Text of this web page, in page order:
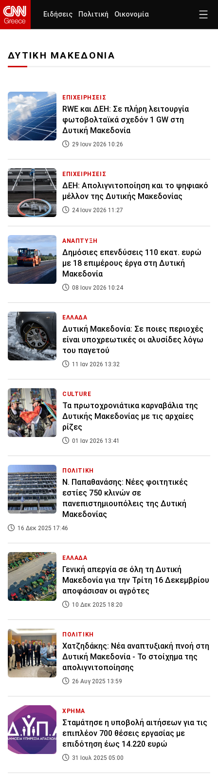
Ειδήσεις Πολιτική Οικονομία
ΔΥΤΙΚΗ ΜΑΚΕΔΟΝΙΑ
ΕΠΙΧΕΙΡΗΣΕΙΣ
RWE και ΔΕΗ: Σε πλήρη λειτουργία
φωτοβολταϊκά σχεδόν 1 GW στη
Δυτική Μακεδονία
29 Ιουν 2026 10:26
ΕΠΙΧΕΙΡΗΣΕΙΣ
ΔΕΗ: Απολιγνιτοποίηση και το ψηφιακό
μέλλον της Δυτικής Μακεδονίας
24 Ιουν 2026 11:27
ΑΝΑΠΤΥΞΗ
Δημόσιες επενδύσεις 110 εκατ. ευρώ
με 18 επιμέρους έργα στη Δυτική
Μακεδονία
08 Ιουν 2026 10:24
ΕΛΛΑΔΑ
Δυτική Μακεδονία: Σε ποιες περιοχές
είναι υποχρεωτικές οι αλυσίδες λόγω
του παγετού
11 Ιαν 2026 13:32
CULTURE
Τα πρωτοχρονιάτικα καρναβάλια της
Δυτικής Μακεδονίας με τις αρχαίες
ρίζες
01 Ιαν 2026 13:41
ΠΟΛΙΤΙΚΗ
Ν. Παπαθανάσης: Νέες φοιτητικές
εστίες 750 κλινών σε
πανεπιστημιουπόλεις της Δυτική
Μακεδονίας
16 Δεκ 2025 17:46
ΕΛΛΑΔΑ
Γενική απεργία σε όλη τη Δυτική
Μακεδονία για την Τρίτη 16 Δεκεμβρίου
αποφάσισαν οι αγρότες
10 Δεκ 2025 18:20
ΠΟΛΙΤΙΚΗ
Χατζηδάκης: Νέα αναπτυξιακή πνοή στη
Δυτική Μακεδονία - Το στοίχημα της
απολιγνιτοποίησης
26 Αυγ 2025 13:59
ΧΡΗΜΑ
Σταμάτησε η υποβολή αιτήσεων για τις
επιπλέον 700 θέσεις εργασίας με
επιδότηση έως 14.220 ευρώ
31 Ιουλ 2025 05:00